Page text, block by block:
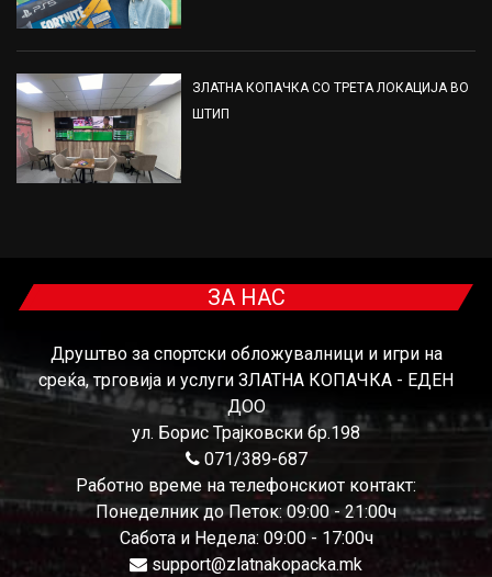
ЗЛАТНА КОПАЧКА СО ТРЕТА ЛОКАЦИЈА ВО
ШТИП
ЗА НАС
Друштво за спортски обложувалници и игри на
среќа, трговија и услуги ЗЛАТНА КОПАЧКА - ЕДЕН
ДОО
ул. Борис Трајковски бр.198
071/389-687
Работно време на телефонскиот контакт:
Понеделник до Петок: 09:00 - 21:00ч
Сабота и Недела: 09:00 - 17:00ч
support@zlatnakopacka.mk